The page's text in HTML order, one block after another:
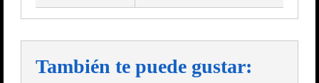
También te puede gustar: